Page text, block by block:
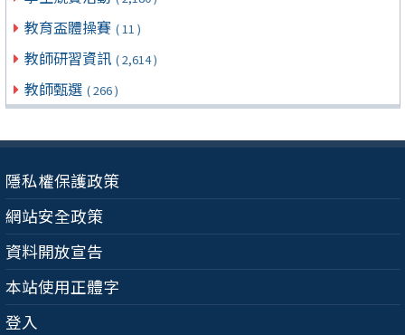
教育盃體操賽 ( 11 )
教師研習資訊 ( 2,614 )
教師甄選 ( 266 )
隱私權保護政策
網站安全政策
資料開放宣告
本站使用正體字
登入